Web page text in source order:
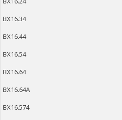
ВХ16.34
ВХ16.44
ВХ16.54
ВХ16.64
ВХ16.64А
ВХ16.574